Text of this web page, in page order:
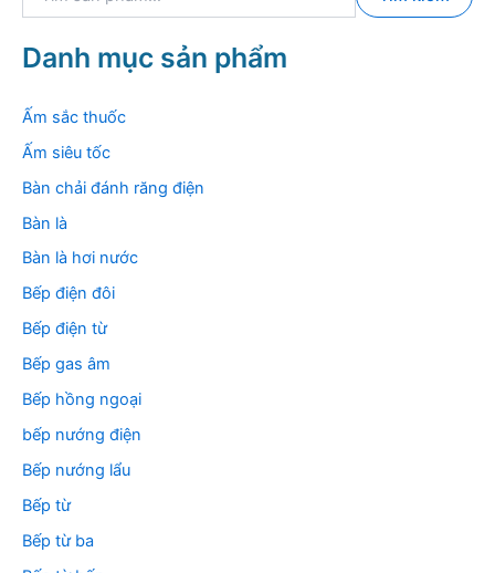
k
i
m
Danh mục sản phẩm
Ấm sắc thuốc
Ấm siêu tốc
Bàn chải đánh răng điện
Bàn là
Bàn là hơi nước
Bếp điện đôi
Bếp điện từ
Bếp gas âm
Bếp hồng ngoại
bếp nướng điện
Bếp nướng lẩu
Bếp từ
Bếp từ ba